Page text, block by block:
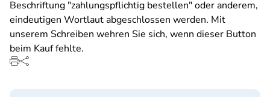
Beschriftung "zahlungspflichtig bestellen" oder anderem,
eindeutigen Wortlaut abgeschlossen werden. Mit
unserem Schreiben wehren Sie sich, wenn dieser Button
beim Kauf fehlte.